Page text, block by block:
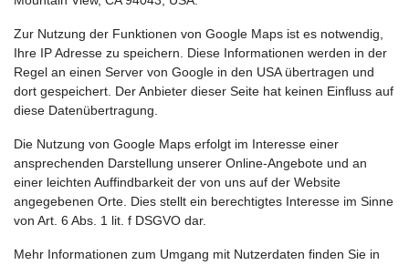
Zur Nutzung der Funktionen von Google Maps ist es notwendig,
Ihre IP Adresse zu speichern. Diese Informationen werden in der
Regel an einen Server von Google in den USA übertragen und
dort gespeichert. Der Anbieter dieser Seite hat keinen Einfluss auf
diese Datenübertragung.
Die Nutzung von Google Maps erfolgt im Interesse einer
ansprechenden Darstellung unserer Online-Angebote und an
einer leichten Auffindbarkeit der von uns auf der Website
angegebenen Orte. Dies stellt ein berechtigtes Interesse im Sinne
von Art. 6 Abs. 1 lit. f DSGVO dar.
Mehr Informationen zum Umgang mit Nutzerdaten finden Sie in